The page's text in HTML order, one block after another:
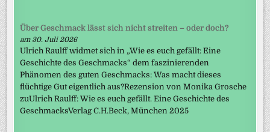
Über Geschmack lässt sich nicht streiten – oder doch?
am 30. Juli 2026
Ulrich Raulff widmet sich in „Wie es euch gefällt: Eine
Geschichte des Geschmacks“ dem faszinierenden
Phänomen des guten Geschmacks: Was macht dieses
flüchtige Gut eigentlich aus?Rezension von Monika Grosche
zuUlrich Raulff: Wie es euch gefällt. Eine Geschichte des
GeschmacksVerlag C.H.Beck, München 2025